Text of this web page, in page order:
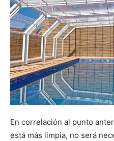
En correlación al punto
está más limpia, no será